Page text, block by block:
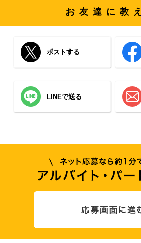
お友達に教
ポストする
LINEで送る